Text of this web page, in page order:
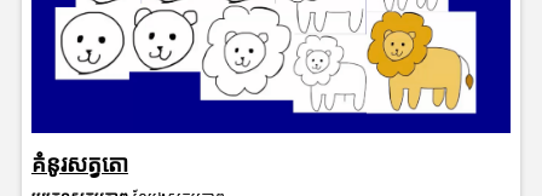
គំនូរសត្វតោ